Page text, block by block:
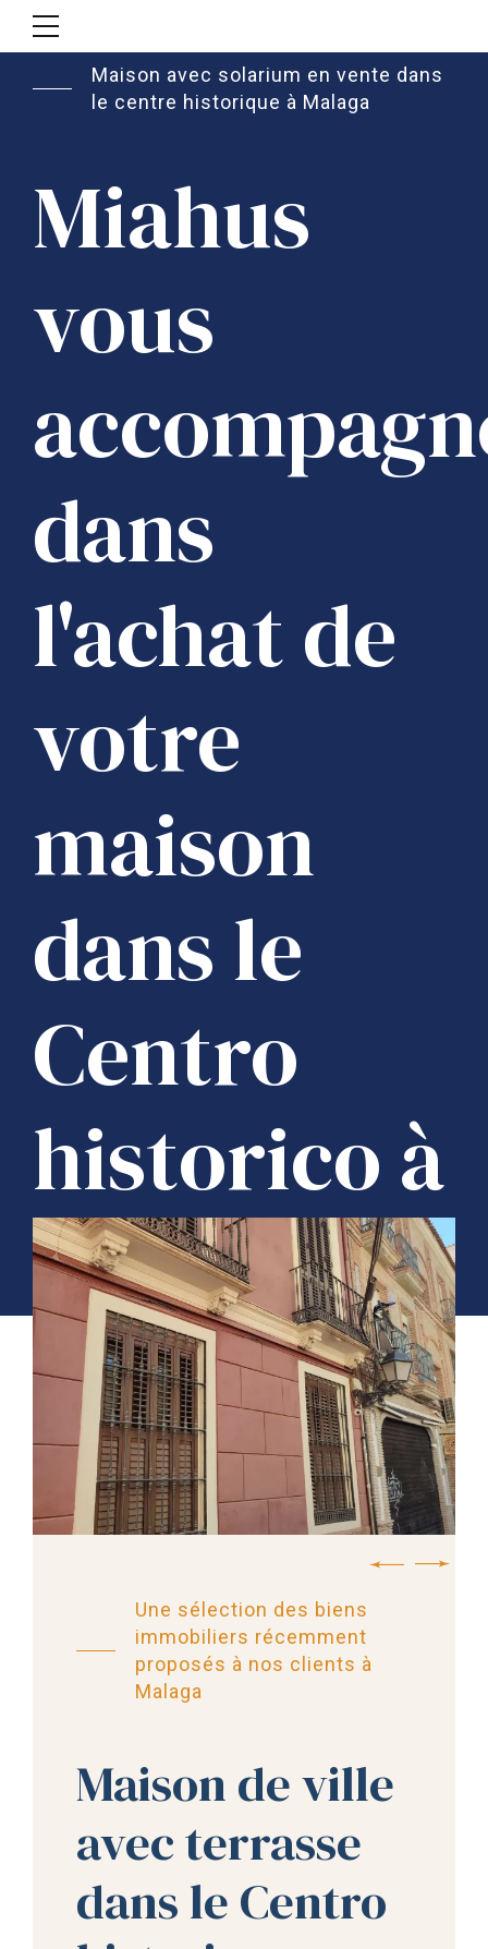
Maison avec solarium en vente dans
le centre historique à Malaga
Miahus
vous
dans
l'achat de
votre
maison
dans le
Centro
historico à
Malaga
Une sélection des biens
immobiliers récemment
proposés à nos clients à
Malaga
Maison de ville
avec terrasse
dans le Centro